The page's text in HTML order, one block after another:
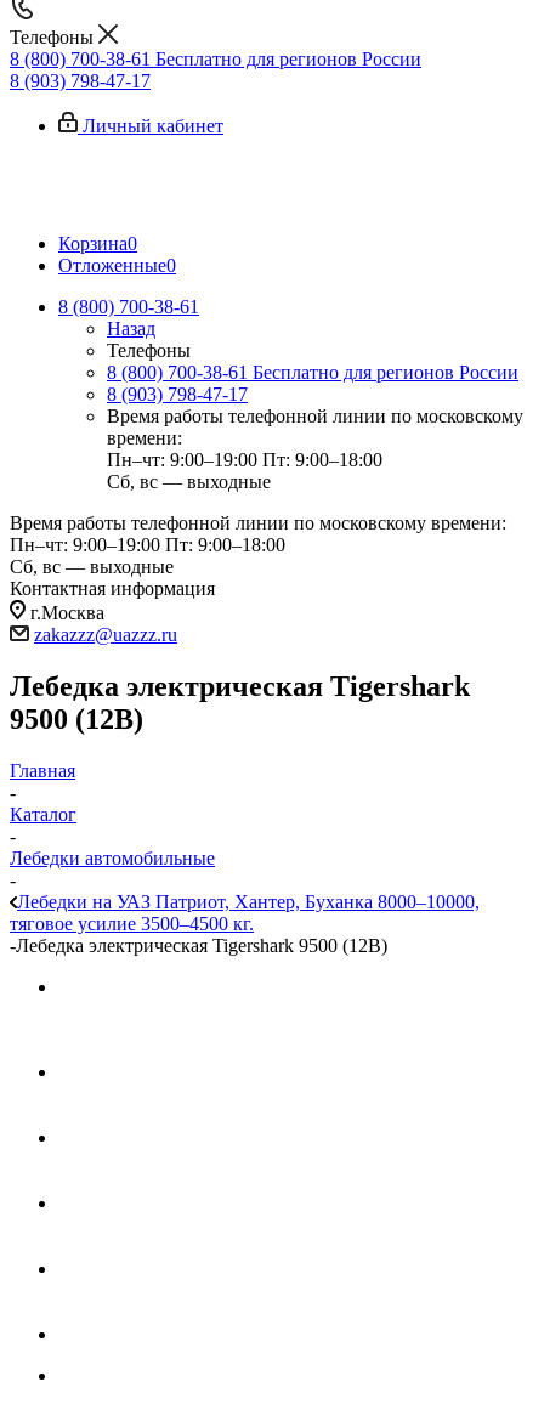
Телефоны
8 (800) 700-38-61 Бесплатно для регионов России
8 (903) 798-47-17
Личный кабинет
Корзина0
Отложенные0
8 (800) 700-38-61
Назад
Телефоны
8 (800) 700-38-61 Бесплатно для регионов России
8 (903) 798-47-17
Время работы телефонной линии по московскому
времени:
Пн–чт: 9:00–19:00 Пт: 9:00–18:00
Сб, вс — выходные
Время работы телефонной линии по московскому времени:
Пн–чт: 9:00–19:00 Пт: 9:00–18:00
Сб, вс — выходные
Контактная информация
г.Москва
zakazzz@uazzz.ru
Лебедка электрическая Tigershark
9500 (12В)
Главная
-
Каталог
-
Лебедки автомобильные
-
Лебедки на УАЗ Патриот, Хантер, Буханка 8000–10000,
тяговое усилие 3500–4500 кг.
-Лебедка электрическая Tigershark 9500 (12В)